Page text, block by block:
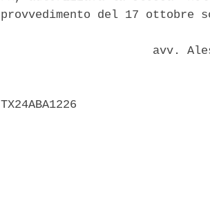
provvedimento del 17 ottobre
avv.